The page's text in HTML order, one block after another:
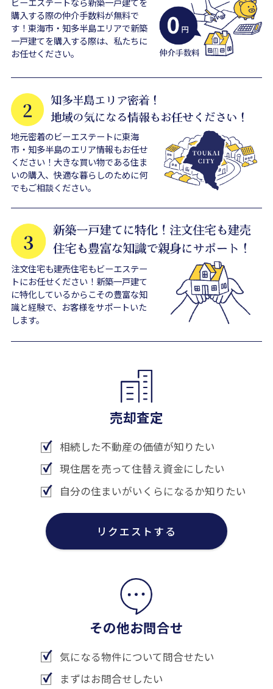
購入する際の仲介手数料が無料で
す！東海市・知多半島エリアで新築
一戸建てを購入する際は、私たちに
お任せください。
地元密着のビーエステートに東海
市・知多半島のエリア情報もお任せ
ください！大きな買い物である住ま
いの購入、快適な暮らしのために何
でもご相談ください。
注文住宅も建売住宅もビーエステー
トにお任せください！新築一戸建て
に特化しているからこその豊富な知
識と経験で、お客様をサポートいた
します。
売却査定
相続した不動産の価値が知りたい
現住居を売って住替え資金にしたい
自分の住まいがいくらになるか知りたい
リクエストする
その他お問合せ
気になる物件について問合せたい
まずはお問合せしたい